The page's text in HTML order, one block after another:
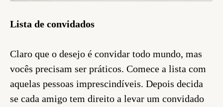
Lista de convidados
Claro que o desejo é convidar todo mundo, mas
vocês precisam ser práticos. Comece a lista com
aquelas pessoas imprescindíveis. Depois decida
se cada amigo tem direito a levar um convidado